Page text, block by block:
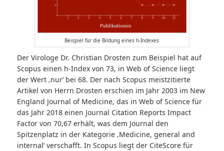
Beispiel für die Bildung eines h-Indexes
Der Virologe Dr. Christian Drosten zum Beispiel hat auf
Scopus einen h-Index von 73, in Web of Science liegt
der Wert ‚nur‘ bei 68. Der nach Scopus meistzitierte
Artikel von Herrn Drosten erschien im Jahr 2003 im New
England Journal of Medicine, das in Web of Science für
das Jahr 2018 einen Journal Citation Reports Impact
Factor von 70,67 erhält, was dem Journal den
Spitzenplatz in der Kategorie ‚Medicine, general and
internal‘ verschafft. In Scopus liegt der CiteScore für